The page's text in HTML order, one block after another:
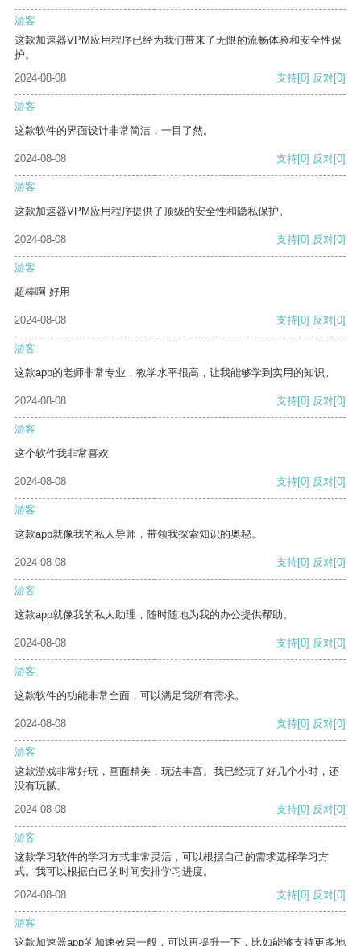
游客
这款加速器VPM应用程序已经为我们带来了无限的流畅体验和安全性保
护。
2024-08-08
支持[0] 反对[0]
游客
这款软件的界面设计非常简洁，一目了然。
2024-08-08 支持[0] 反对[0]
游客
这款加速器VPM应用程序提供了顶级的安全性和隐私保护。
2024-08-08 支持[0] 反对[0]
游客
超棒啊 好用
2024-08-08 支持[0] 反对[0]
游客
这款app的老师非常专业，教学水平很高，让我能够学到实用的知识。
2024-08-08 支持[0] 反对[0]
游客
这个软件我非常喜欢
2024-08-08 支持[0] 反对[0]
游客
这款app就像我的私人导师，带领我探索知识的奥秘。
2024-08-08 支持[0] 反对[0]
游客
这款app就像我的私人助理，随时随地为我的办公提供帮助。
2024-08-08 支持[0] 反对[0]
游客
这款软件的功能非常全面，可以满足我所有需求。
2024-08-08 支持[0] 反对[0]
游客
这款游戏非常好玩，画面精美，玩法丰富。我已经玩了好几个小时，还
没有玩腻。
2024-08-08
支持[0] 反对[0]
游客
这款学习软件的学习方式非常灵活，可以根据自己的需求选择学习方
式。我可以根据自己的时间安排学习进度。
2024-08-08
支持[0] 反对[0]
游客
这款加速器app的加速效果一般，可以再提升一下，比如能够支持更多地